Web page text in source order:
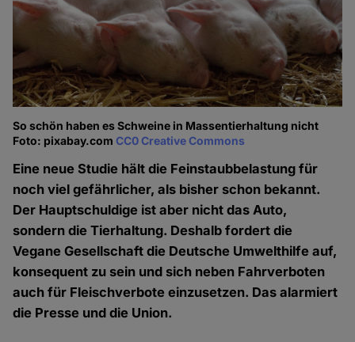
So schön haben es Schweine in Massentierhaltung nicht
Foto: pixabay.comCC0 Creative Commons
Eine neue Studie hält die Feinstaubbelastung für
noch viel gefährlicher, als bisher schon bekannt.
Der Hauptschuldige ist aber nicht das Auto,
sondern die Tierhaltung. Deshalb fordert die
Vegane Gesellschaft die Deutsche Umwelthilfe auf,
konsequent zu sein und sich neben Fahrverboten
auch für Fleischverbote einzusetzen. Das alarmiert
die Presse und die Union.